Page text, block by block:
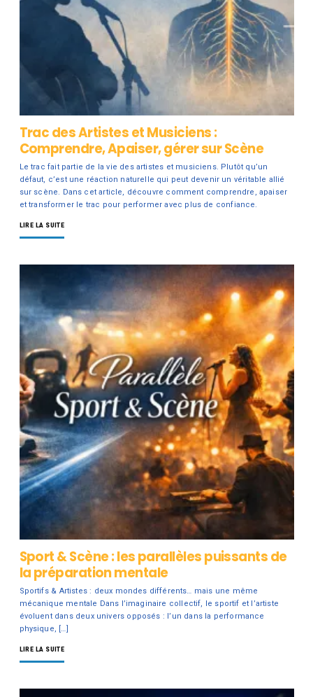
Trac des Artistes et Musiciens :
Comprendre, Apaiser, gérer sur Scène
Le trac fait partie de la vie des artistes et musiciens. Plutôt qu’un
défaut, c’est une réaction naturelle qui peut devenir un véritable allié
sur scène. Dans cet article, découvre comment comprendre, apaiser
et transformer le trac pour performer avec plus de confiance.
LIRE LA SUITE
Sport & Scène : les parallèles puissants de
la préparation mentale
Sportifs & Artistes : deux mondes différents… mais une même
mécanique mentale Dans l’imaginaire collectif, le sportif et l’artiste
évoluent dans deux univers opposés : l’un dans la performance
physique, […]
LIRE LA SUITE